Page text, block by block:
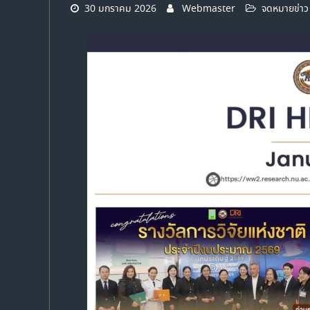
30 มกราคม 2026 Webmaster จดหมายข่าว